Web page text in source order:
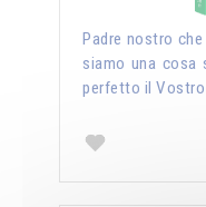
Padre nostro
siamo una
perfetto il Vostro